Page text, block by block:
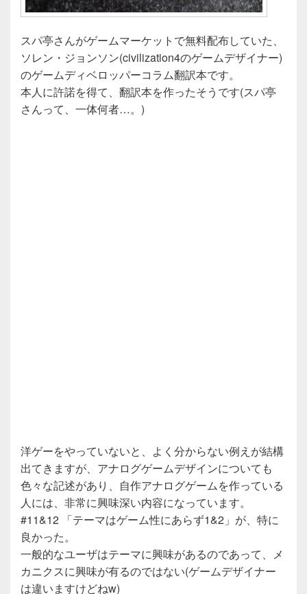
スパ亭さんがゲームマーケットで無料配布していた、
ソレン・ジョンソン(civilization4のゲームデザイナー)
のゲームディベロッパーコラム翻訳本です。
本人に許諾を得て、翻訳本を作ったそうです(スパ亭
さんって、一体何者…。)
洋ゲーをやっていないと、よく分からない例えが結構
出てきますが、アナログゲームデザインについても
色々な記述があり、自作アナログゲームを作っている
人には、非常に興味深い内容になっています。
#11&12 「テーマはゲーム性にあらず1&2」が、特に
良かった。
一般的なユーザはテーマに興味があるのであって、メ
カニクスに興味が有るのではない(ゲームデザイナー
は違いますけどねw)